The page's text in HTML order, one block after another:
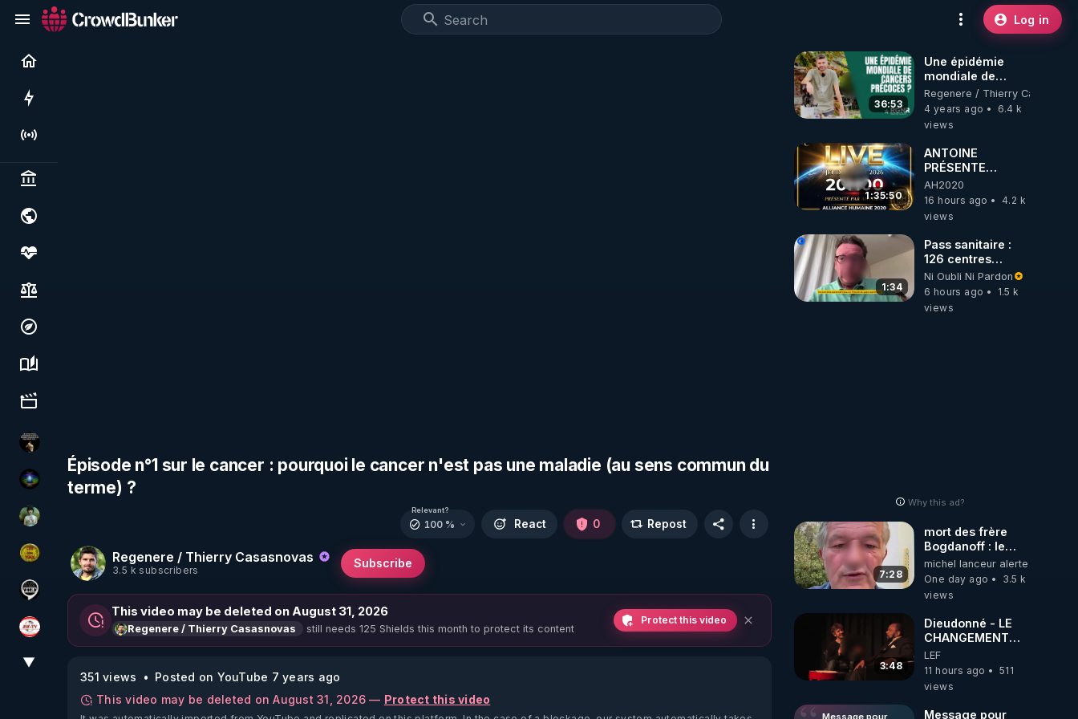
Log in
Live
Politics & institutions
Society, justice & freedoms
Economy, environment & technology
Science, history & spirituality
Culture, media & entertainment
Infos et vérité
WakeUp
Sonmi-877
CDS pour TOUS
Notre Réalité Est Falsifiée Et Fausse
JSF - TV
▼
Épisode n°1 sur le cancer : pourquoi le cancer n'est pas une maladie (au sens commun du
terme) ?
Regenere / Thierry Casasnovas
3.5 k subscribers
Subscribe
Relevant?
100 % React 0 Repost
This video may be deleted on August 31, 2026
Regenere / Thierry Casasnovas still needs 125 Shields this month to protect its content
Protect this video
351 views
Posted on YouTube 7 years ago
This video may be deleted on August 31, 2026 — Protect this video
36:53
Une épidémie
mondiale de
cancers précoces
?
Regenere / Thierry
4 years ago
6.4 k
views
1:35:50
ANTOINE
PRÉSENTE
AH2020 LE LIVE
20H ***DU
06/08/2026***
AH2020
16 hours ago
4.2 k
views
1:34
Pass sanitaire :
126 centres
commerciaux
concernés par
l'obligation dans
Ni Oubli Ni Pardon
6 hours ago
1.5 k
views
Why this ad?
7:28
mort des frère
Bogdanoff : le
mensonge d état
michel lanceur alerte
One day ago
3.5 k
views
3:48
Dieudonné - LE
CHANGEMENT
C'EST
MAINTENANT
LEF
11 hours ago
511
views
Message pour
Message pour